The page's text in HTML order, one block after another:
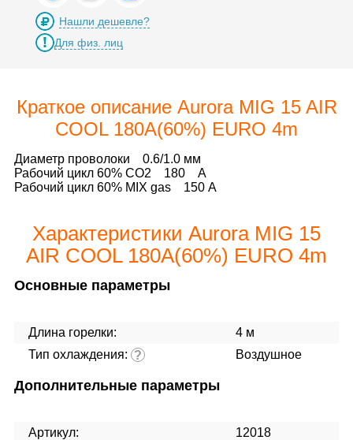
Нашли дешевле?
Для физ. лиц
Краткое описание Aurora MIG 15 AIR
COOL 180A(60%) EURO 4m
Диаметр проволоки 0.6/1.0 мм
Рабочий цикл 60% CO2 180 А
Рабочий цикл 60% MIX gas 150 А
Характеристики Aurora MIG 15
AIR COOL 180A(60%) EURO 4m
Основные параметры
Длина горелки:
4 м
Тип охлаждения: ? Воздушное
Дополнительные параметры
Артикул:
12018